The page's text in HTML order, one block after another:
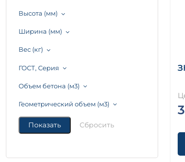
Высота (мм)
Ширина (мм)
Вес (кг)
ГОСТ, Серия
Объем бетона (м3)
Геометрический объем (м3)